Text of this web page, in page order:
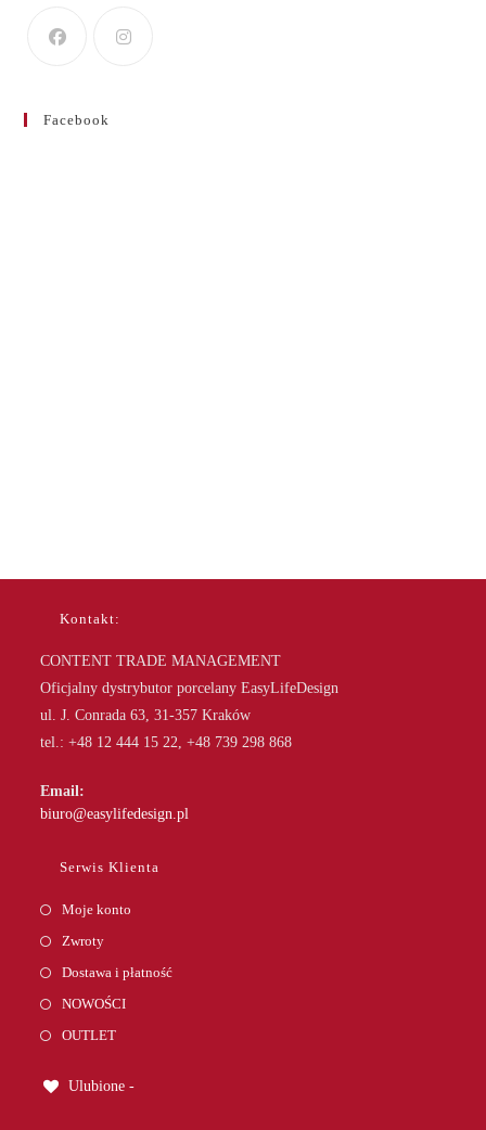
Facebook
Kontakt:
CONTENT TRADE MANAGEMENT
Oficjalny dystrybutor porcelany EasyLifeDesign
ul. J. Conrada 63, 31-357 Kraków
tel.: +48 12 444 15 22, +48 739 298 868
Email:
biuro@easylifedesign.pl
Serwis Klienta
Moje konto
Zwroty
Dostawa i płatność
NOWOŚCI
OUTLET
Ulubione -